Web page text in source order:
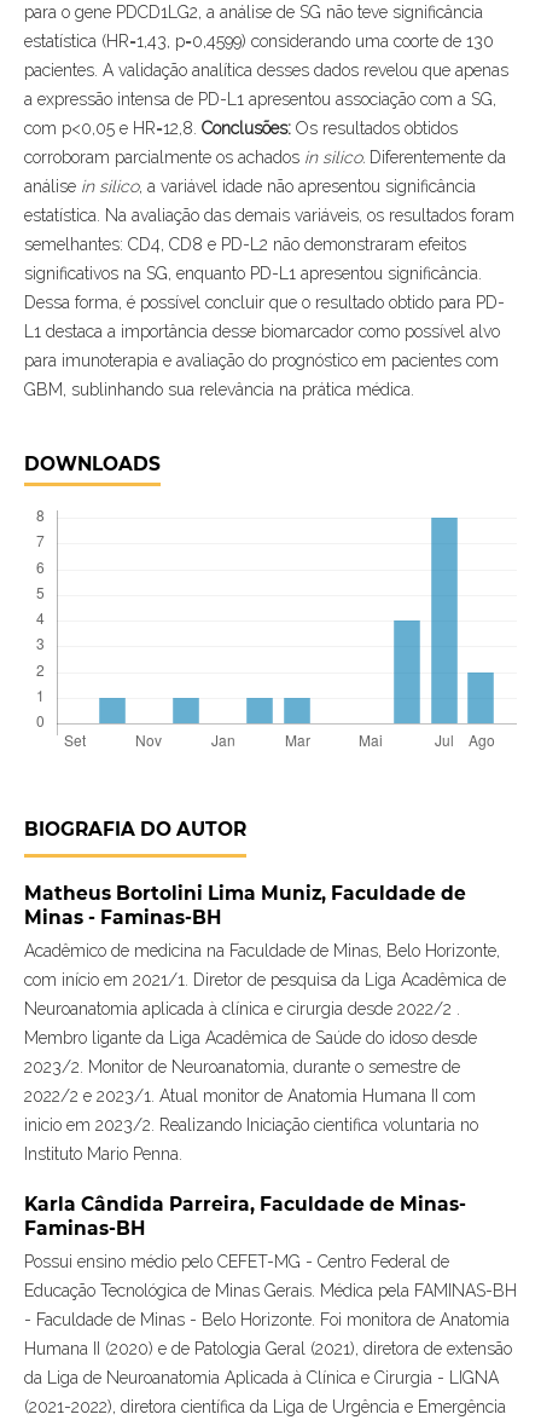
para o gene PDCD1LG2, a análise de SG não teve significância
estatística (HR=1,43, p=0,4599) considerando uma coorte de 130
pacientes. A validação analítica desses dados revelou que apenas
a expressão intensa de PD-L1 apresentou associação com a SG,
com p<0,05 e HR=12,8. Conclusões:Os resultados obtidos
corroboram parcialmente os achados in silico.Diferentemente da
análise in silico, a variável idade não apresentou significância
estatística. Na avaliação das demais variáveis, os resultados foram
semelhantes: CD4, CD8 e PD-L2 não demonstraram efeitos
significativos na SG, enquanto PD-L1 apresentou significância.
Dessa forma, é possível concluir que o resultado obtido para PD-
L1 destaca a importância desse biomarcador como possível alvo
para imunoterapia e avaliação do prognóstico em pacientes com
GBM, sublinhando sua relevância na prática médica.
DOWNLOADS
BIOGRAFIA DO AUTOR
Matheus Bortolini Lima Muniz, Faculdade de
Minas - Faminas-BH
Acadêmico de medicina na Faculdade de Minas, Belo Horizonte,
com início em 2021/1. Diretor de pesquisa da Liga Acadêmica de
Neuroanatomia aplicada à clínica e cirurgia desde 2022/2 .
Membro ligante da Liga Acadêmica de Saúde do idoso desde
2023/2. Monitor de Neuroanatomia, durante o semestre de
2022/2 e 2023/1. Atual monitor de Anatomia Humana II com
inicio em 2023/2. Realizando Iniciação cientifica voluntaria no
Instituto Mario Penna.
Karla Cândida Parreira, Faculdade de Minas-
Faminas-BH
Possui ensino médio pelo CEFET-MG - Centro Federal de
Educação Tecnológica de Minas Gerais. Médica pela FAMINAS-BH
- Faculdade de Minas - Belo Horizonte. Foi monitora de Anatomia
Humana II (2020) e de Patologia Geral (2021), diretora de extensão
da Liga de Neuroanatomia Aplicada à Clínica e Cirurgia - LIGNA
(2021-2022), diretora científica da Liga de Urgência e Emergência